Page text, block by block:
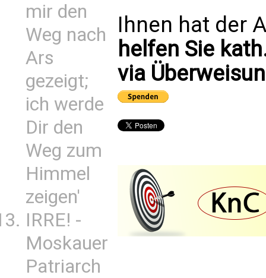
mir den
Weg nach
Ars
gezeigt;
ich werde
Dir den
Weg zum
Himmel
zeigen'
IRRE! -
Moskauer
Patriarch
Ihnen hat der
helfen Sie
via